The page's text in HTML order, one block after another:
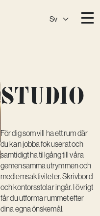
Sv
Studio
För dig som vill ha ett rum där
du kan jobba fokuserat och
samtidigt ha tillgång till våra
gemensamma utrymmen och
medlemsaktiviteter. Skrivbord
och kontorsstolar ingår. I övrigt
får du utforma rummet efter
dina egna önskemål.